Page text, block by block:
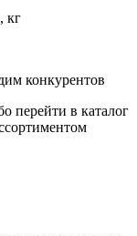
кг
конкурентов
перейти в каталог